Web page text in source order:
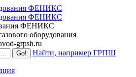
ФЕНИКС
оборудования
grpsh.ru
Найти, например ГРПШ